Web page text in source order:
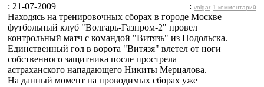
: 21-07-2009 : volgar 1 комментарий
Находясь на тренировочных сборах в городе Москве
футбольный клуб "Волгарь-Газпром-2" провел
контрольный матч с командой "Витязь" из Подольска.
Единственный гол в ворота "Витязя" влетел от ноги
собственного защитника после прострела
астраханского нападающего Никиты Мерцалова.
На данный момент на проводимых сборах уже